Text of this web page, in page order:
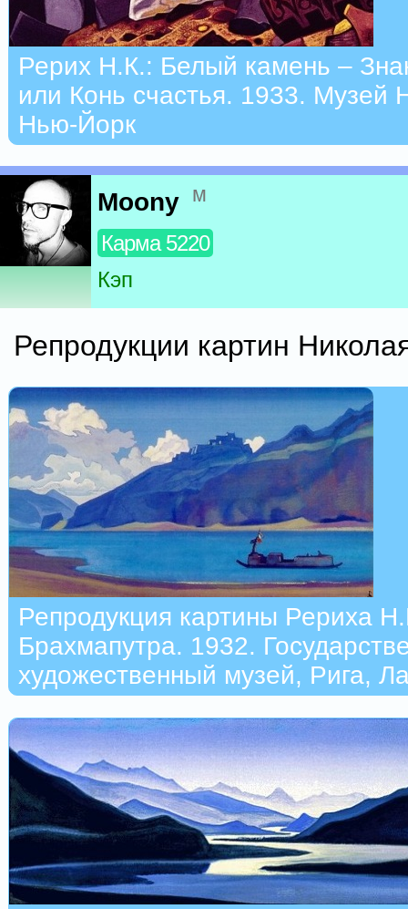
Рерих Н.К.: Белый камень –
или Конь счастья. 1933. Музей
Нью-Йорк
Moony м
Карма 5220
Кэп
Репродукции картин
Репродукция картины Рериха
Брахмапутра. 1932.
художественный музей, Рига,